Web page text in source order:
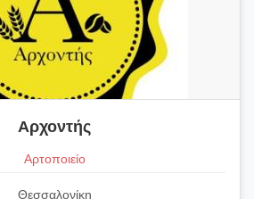
Αρχοντής
Αρτοποιείο
Θεσσαλονίκη